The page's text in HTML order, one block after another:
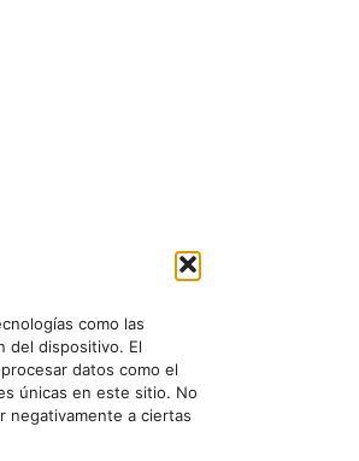
como las
del dispositivo. El
datos como el
únicas en este sitio. No
negativamente a ciertas